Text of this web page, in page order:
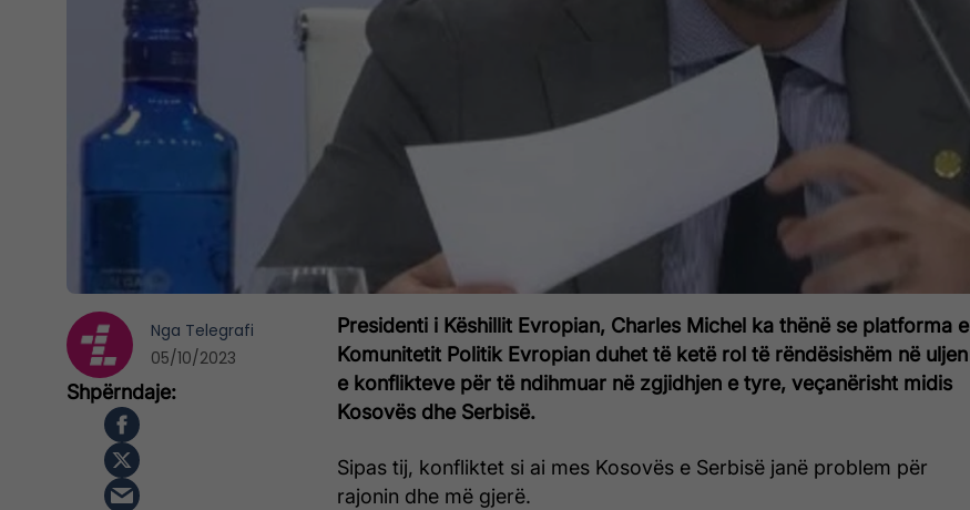
Presidenti i Këshillit Evropian, Charles Michel ka thënë se platforma e
Komunitetit Politik Evropian duhet të ketë rol të rëndësishëm në uljen
e konflikteve për të ndihmuar në zgjidhjen e tyre, veçanërisht midis
Kosovës dhe Serbisë.
Sipas tij, konfliktet si ai mes Kosovës e Serbisë janë problem për
rajonin dhe më gjerë.
Nga Telegrafi
05/10/2023